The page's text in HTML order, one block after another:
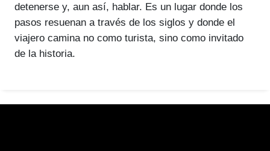
detenerse y, aun así, hablar. Es un lugar donde los
pasos resuenan a través de los siglos y donde el
viajero camina no como turista, sino como invitado
de la historia.